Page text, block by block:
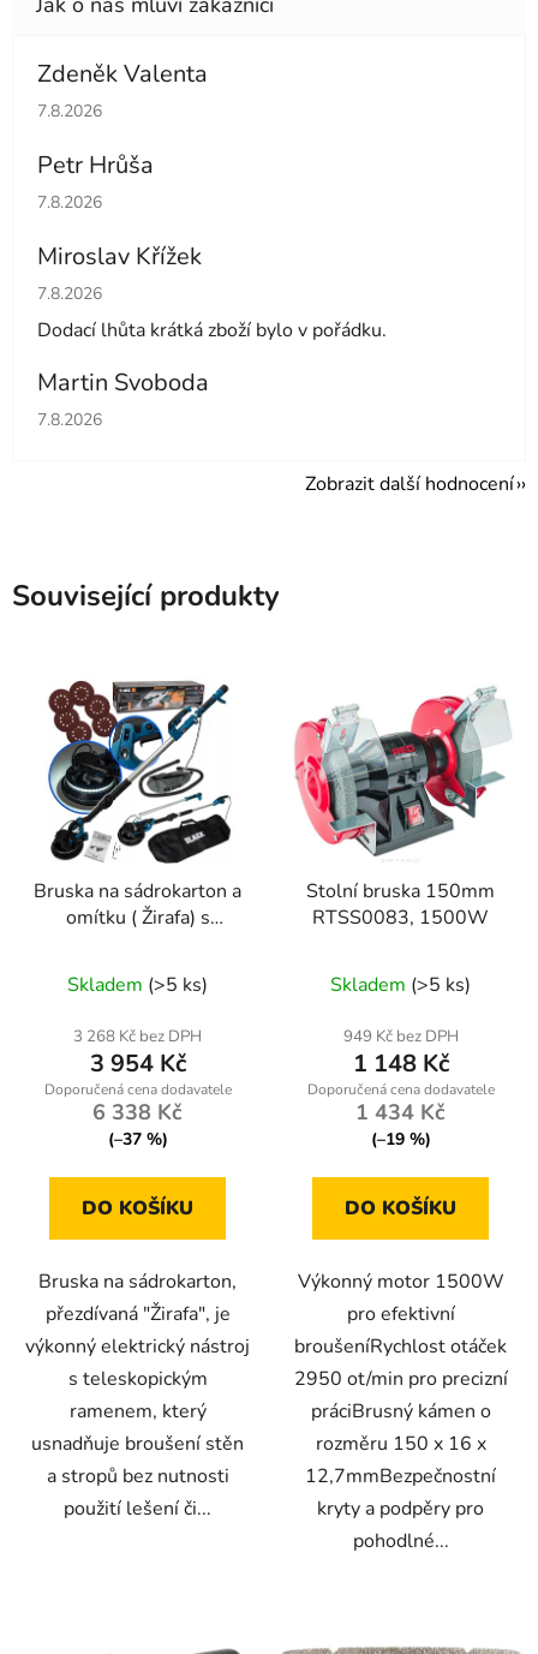
Zdeněk Valenta
Hodnocení obchodu je 5 z 5 hvězdiček.
7.8.2026
Petr Hrůša
Hodnocení obchodu je 5 z 5 hvězdiček.
7.8.2026
Miroslav Křížek
Hodnocení obchodu je 5 z 5 hvězdiček.
7.8.2026
Dodací lhůta krátká zboží bylo v pořádku.
Martin Svoboda
Hodnocení obchodu je 5 z 5 hvězdiček.
7.8.2026
Zobrazit další hodnocení
Související produkty
Bruska na sádrokarton a
omítku ( Žirafa) s
Skladem (>5 ks)
3 268 Kč bez DPH
3 954 Kč
6 338 Kč
(–37 %)
DO KOŠÍKU
Bruska na sádrokarton,
přezdívaná "Žirafa", je
výkonný elektrický nástroj
s teleskopickým
ramenem, který
usnadňuje broušení stěn
a stropů bez nutnosti
použití lešení či...
Stolní bruska 150mm
RTSS0083, 1500W
Skladem (>5 ks)
949 Kč bez DPH
1 148 Kč
1 434 Kč
(–19 %)
DO KOŠÍKU
Výkonný motor 1500W
pro efektivní
broušeníRychlost otáček
2950 ot/min pro precizní
práciBrusný kámen o
rozměru 150 x 16 x
12,7mmBezpečnostní
kryty a podpěry pro
pohodlné...